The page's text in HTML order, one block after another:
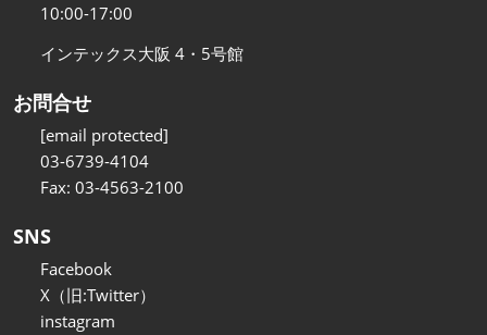
10:00-17:00
インテックス大阪 4・5号館
お問合せ
[email protected]
03-6739-4104
Fax: 03-4563-2100
SNS
Facebook
X（旧:Twitter）
instagram